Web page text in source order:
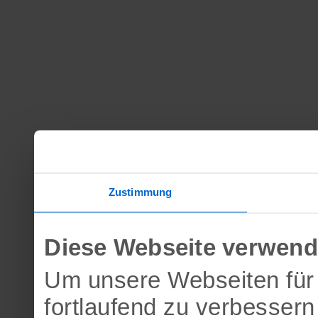
Zustimmung
Diese Webseite
Um unsere Webseiten
fortlaufend zu